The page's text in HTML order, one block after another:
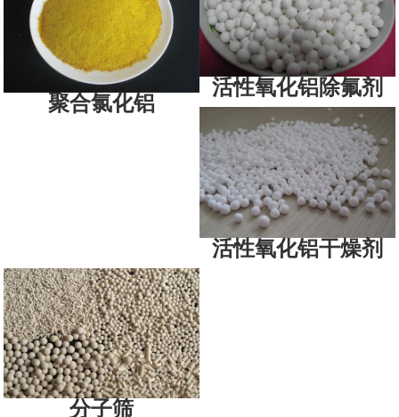
聚合氯化铝
活性氧化铝除氟剂
活性氧化铝干燥剂
分子筛